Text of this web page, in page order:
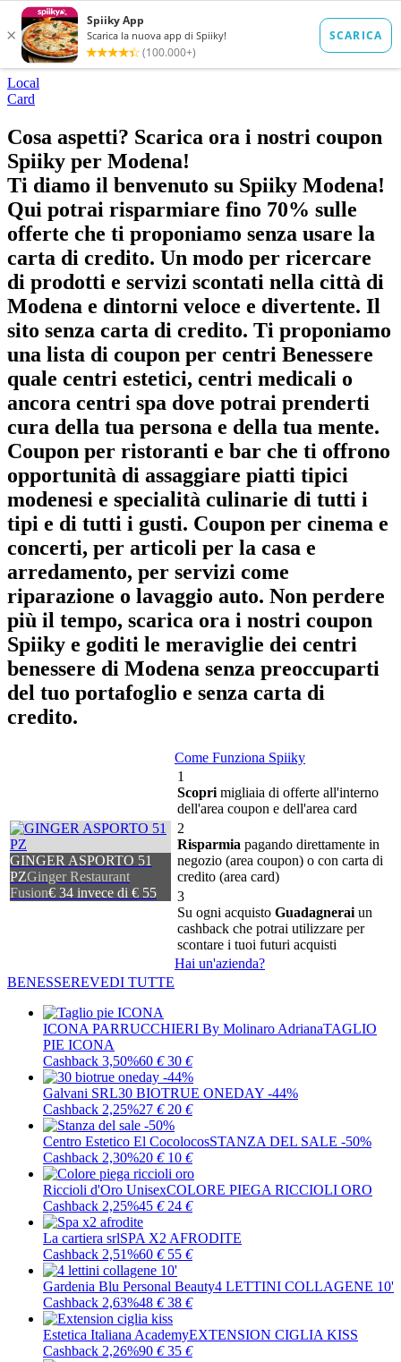
Local
Card
Cosa aspetti? Scarica ora i nostri coupon
Spiiky per Modena!
Ti diamo il benvenuto su Spiiky Modena!
Qui potrai risparmiare fino 70% sulle
offerte che ti proponiamo senza usare la
carta di credito. Un modo per ricercare
di prodotti e servizi scontati nella città di
Modena e dintorni veloce e divertente. Il
sito senza carta di credito. Ti proponiamo
una lista di coupon per centri Benessere
quale centri estetici, centri medicali o
ancora centri spa dove potrai prenderti
cura della tua persona e della tua mente.
Coupon per ristoranti e bar che ti offrono
opportunità di assaggiare piatti tipici
modenesi e specialità culinarie di tutti i
tipi e di tutti i gusti. Coupon per cinema e
concerti, per articoli per la casa e
arredamento, per servizi come
riparazione o lavaggio auto. Non perdere
più il tempo, scarica ora i nostri coupon
Spiiky e goditi le meraviglie dei centri
benessere di Modena senza preoccuparti
del tuo portafoglio e senza carta di
credito.
GINGER ASPORTO 51
PZGinger Restaurant
Fusion€ 34 invece di € 55
Come Funziona Spiiky
1
Scopri migliaia di offerte all'interno
dell'area coupon e dell'area card
2
Risparmia pagando direttamente in
negozio (area coupon) o con carta di
credito (area card)
3
Su ogni acquisto Guadagnerai un
cashback che potrai utilizzare per
scontare i tuoi futuri acquisti
Hai un'azienda?
BENESSEREVEDI TUTTE
ICONA PARRUCCHIERI By Molinaro AdrianaTAGLIO
PIE ICONA
Cashback 3,50%60 € 30 €
Galvani SRL30 BIOTRUE ONEDAY -44%
Cashback 2,25%27 € 20 €
Centro Estetico El CocolocosSTANZA DEL SALE -50%
Cashback 2,30%20 € 10 €
Riccioli d'Oro UnisexCOLORE PIEGA RICCIOLI ORO
Cashback 2,25%45 € 24 €
La cartiera srlSPA X2 AFRODITE
Cashback 2,51%60 € 55 €
Gardenia Blu Personal Beauty4 LETTINI COLLAGENE 10'
Cashback 2,63%48 € 38 €
Estetica Italiana AcademyEXTENSION CIGLIA KISS
Cashback 2,26%90 € 35 €